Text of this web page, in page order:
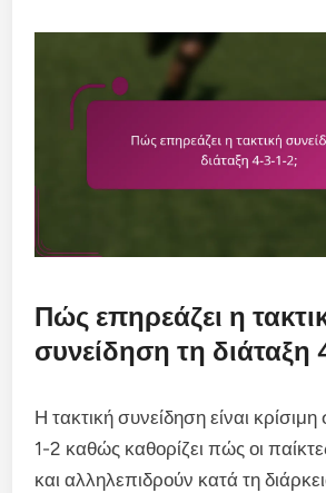
Πώς επηρεάζει η
συνείδηση τη διάταξη
Η τακτική συνείδηση είναι
1-2 καθώς καθορίζει πώς οι
και αλληλεπιδρούν κατά τη